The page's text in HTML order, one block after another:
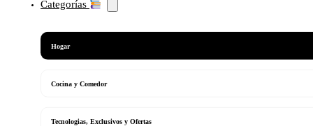
Categorías
Hogar
Cocina y Comedor
Tecnologias, Exclusivos y Ofertas